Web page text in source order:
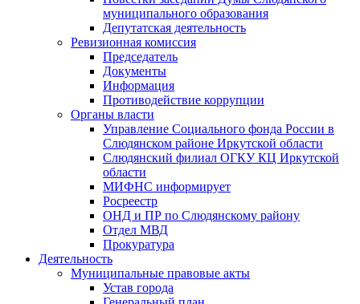
муниципального образования
Депутатская деятельность
Ревизионная комиссия
Председатель
Документы
Информация
Противодействие коррупции
Органы власти
Управление Социального фонда России в
Слюдянском районе Иркутской области
Слюдянский филиал ОГКУ КЦ Иркутской
области
МИФНС информирует
Росреестр
ОНД и ПР по Слюдянскому району
Отдел МВД
Прокуратура
Деятельность
Муниципальные правовые акты
Устав города